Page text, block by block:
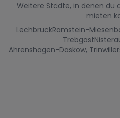
Weitere Städte, in denen du
mieten
LechbruckRamstein-
Trebgast
Ahrenshagen-Daskow,